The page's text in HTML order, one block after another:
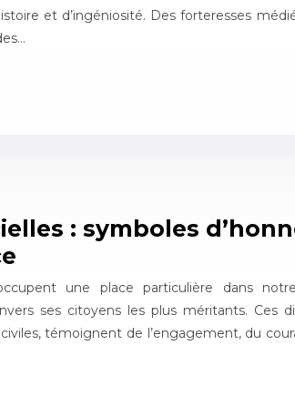
et d’ingéniosité. Des forteresses
: symboles
une place particulière dans
ses citoyens les plus méritants. Ces
civiles, témoignent de l’engagement, du